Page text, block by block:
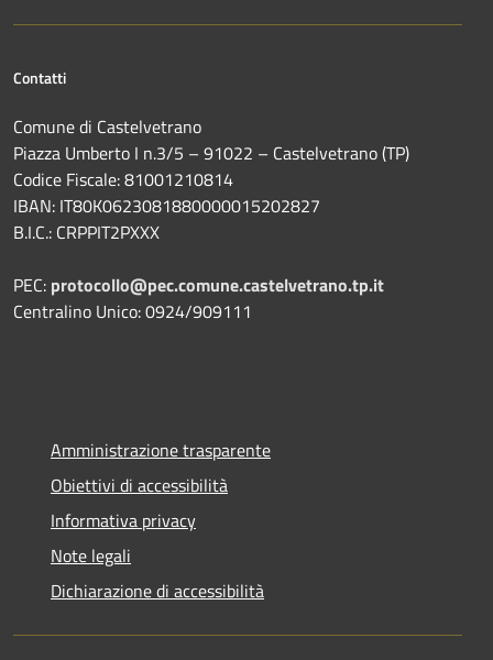
Contatti
Comune di Castelvetrano
Piazza Umberto I n.3/5 – 91022 – Castelvetrano (TP)
Codice Fiscale: 81001210814
IBAN: IT80K0623081880000015202827
B.I.C.: CRPPIT2PXXX
PEC: protocollo@pec.comune.castelvetrano.tp.it
Centralino Unico: 0924/909111
Amministrazione trasparente
Obiettivi di accessibilità
Informativa privacy
Note legali
Dichiarazione di accessibilità